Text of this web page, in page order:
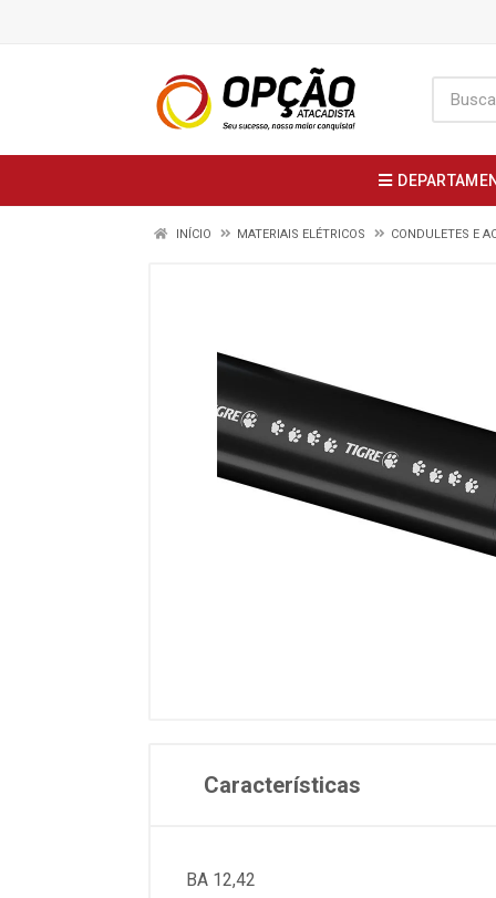
INÍCIO MATERIAIS ELÉTRICOS CONDULETES E
Características
BA 12,42